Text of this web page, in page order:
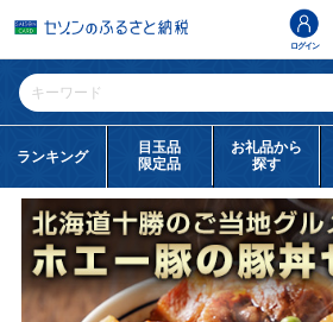
ログイン
ランキング
目玉品
限定品
お礼品から
探す